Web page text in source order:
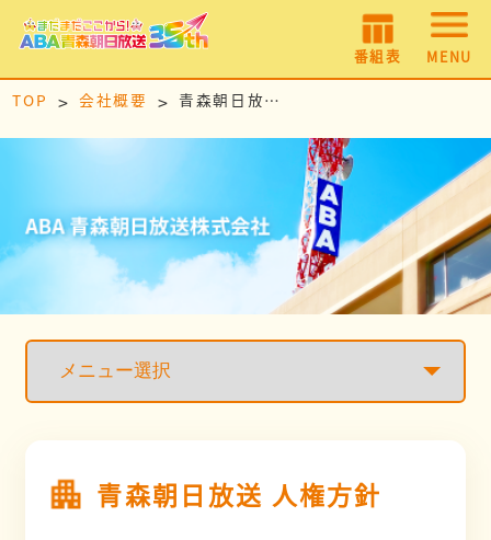
番組表 MENU
TOP 会社概要 青森朝日放送 人権方針
青森朝日放送 人権方針